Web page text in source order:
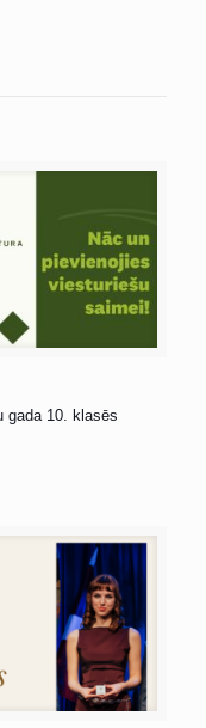
gada 10. klasēs